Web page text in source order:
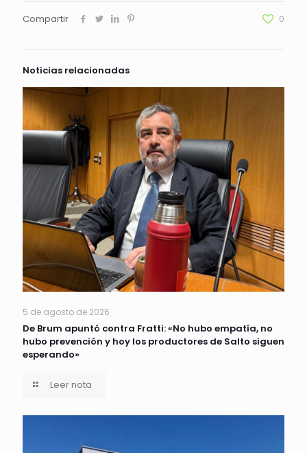
Compartir 0
Noticias relacionadas
5 de agosto de 2026
De Brum apuntó contra Fratti: «No hubo empatía, no
hubo prevención y hoy los productores de Salto siguen
esperando»
Leer nota